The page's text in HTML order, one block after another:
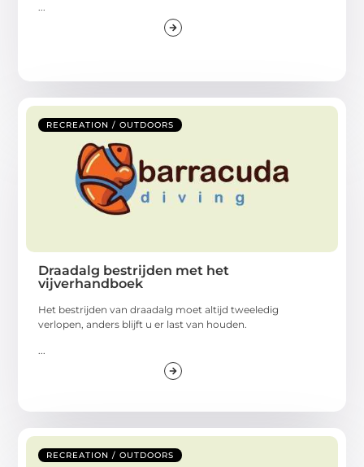
...
RECREATION / OUTDOORS
Draadalg bestrijden met het
vijverhandboek
Het bestrijden van draadalg moet altijd tweeledig
verlopen, anders blijft u er last van houden.
...
RECREATION / OUTDOORS